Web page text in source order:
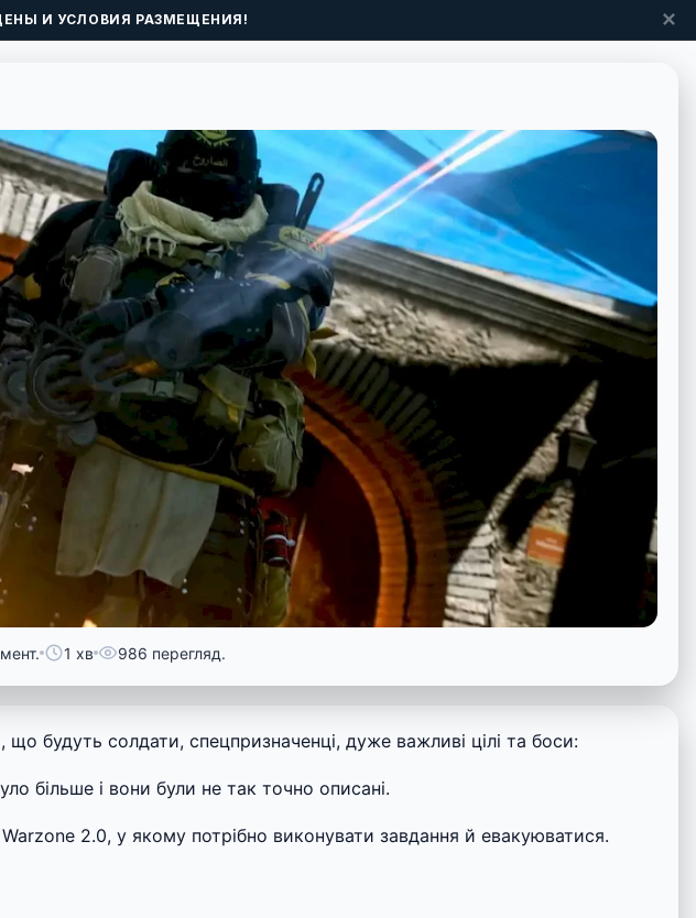
И УСЛОВИЯ РАЗМЕЩЕНИЯ! ✕
1 хв 986 перегляд.
будуть солдати, спецпризначенці, дуже важливі цілі та боси:
більше і вони були не так точно описані.
2.0, у якому потрібно виконувати завдання й евакуюватися.